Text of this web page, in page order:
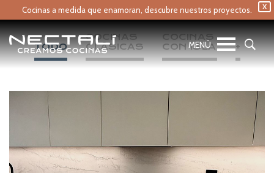
X
Cocinas a medida que enamoran, descubre nuestros proyectos.
TODO
COCINAS
CLÁSICAS
COCINAS
CON ISLA
+